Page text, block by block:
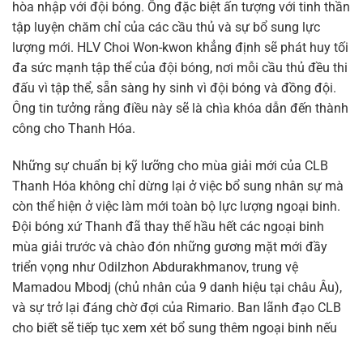
hòa nhập với đội bóng. Ông đặc biệt ấn tượng với tinh thần
tập luyện chăm chỉ của các cầu thủ và sự bổ sung lực
lượng mới. HLV Choi Won-kwon khẳng định sẽ phát huy tối
đa sức mạnh tập thể của đội bóng, nơi mỗi cầu thủ đều thi
đấu vì tập thể, sẵn sàng hy sinh vì đội bóng và đồng đội.
Ông tin tưởng rằng điều này sẽ là chìa khóa dẫn đến thành
công cho Thanh Hóa.
Những sự chuẩn bị kỹ lưỡng cho mùa giải mới của CLB
Thanh Hóa không chỉ dừng lại ở việc bổ sung nhân sự mà
còn thể hiện ở việc làm mới toàn bộ lực lượng ngoại binh.
Đội bóng xứ Thanh đã thay thế hầu hết các ngoại binh
mùa giải trước và chào đón những gương mặt mới đầy
triển vọng như Odilzhon Abdurakhmanov, trung vệ
Mamadou Mbodj (chủ nhân của 9 danh hiệu tại châu Âu),
và sự trở lại đáng chờ đợi của Rimario. Ban lãnh đạo CLB
cho biết sẽ tiếp tục xem xét bổ sung thêm ngoại binh nếu